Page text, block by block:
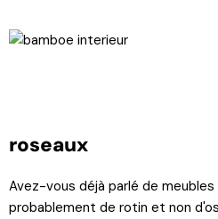
roseaux
Avez-vous déjà parlé de
probablement de rotin et non